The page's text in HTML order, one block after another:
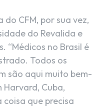
do CFM, por sua vez,
do Revalida e
“Médicos no Brasil é
Todos os
são aqui muito bem-
Cuba,
coisa que precisa